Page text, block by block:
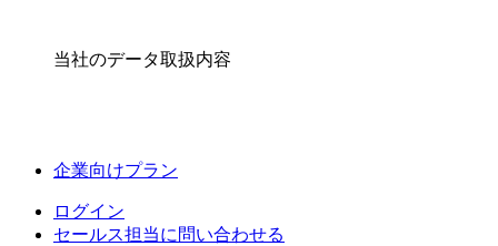
当社のデータ取扱内容
企業向けプラン
ログイン
セールス担当に問い合わせる